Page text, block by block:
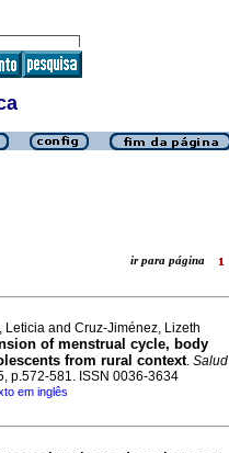
ir para página
and Cruz-Jiménez, Lizeth
of menstrual cycle, body
from rural context. Salud
p.572-581. ISSN 0036-3634
em inglês